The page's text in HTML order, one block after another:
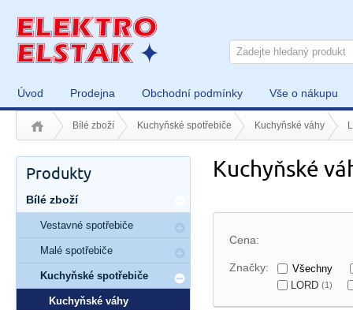
Úvod Prodejna Obchodní podmínky Vše o nákupu
Bílé zboží Kuchyňské spotřebiče Kuchyňské váhy
Kuchyňské
Cena:
Značky:
Všechny
LORD (1)
Produkty
Bílé zboží
Vestavné spotřebiče
Malé spotřebiče
Kuchyňské spotřebiče
Kuchyňské váhy